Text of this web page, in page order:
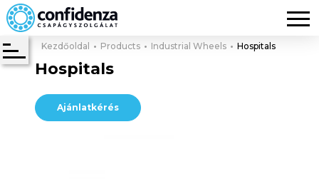
Kezdőoldal Products Industrial Wheels Hospitals
Hospitals
Ajánlatkérés